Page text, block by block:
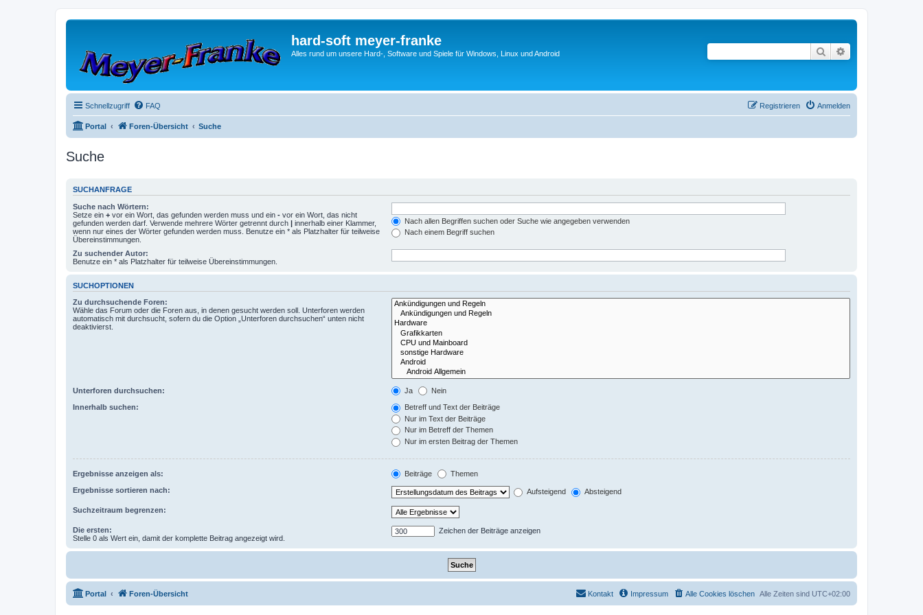
hard-soft meyer-franke
Alles rund um unsere Hard-, Software und Spiele für Windows, Linux und Android Suche
Schnellzugriff FAQ Anmelden
Registrieren
Portal Foren-Übersicht Suche
Suche
SUCHANFRAGE
Suche nach Wörtern:
Setze ein + vor ein Wort, das gefunden werden muss und ein - vor ein Wort, das nicht
gefunden werden darf. Verwende mehrere Wörter getrennt durch | innerhalb einer Klammer,
wenn nur eines der Wörter gefunden werden muss. Benutze ein * als Platzhalter für teilweise
Übereinstimmungen.
Nach allen Begriffen suchen oder Suche wie angegeben verwenden
Nach einem Begriff suchen
Zu suchender Autor:
Benutze ein * als Platzhalter für teilweise Übereinstimmungen.
SUCHOPTIONEN
Zu durchsuchende Foren:
Wähle das Forum oder die Foren aus, in denen gesucht werden soll. Unterforen werden
automatisch mit durchsucht, sofern du die Option „Unterforen durchsuchen“ unten nicht
deaktivierst.
Unterforen durchsuchen: Ja Nein
Innerhalb suchen:
Betreff und Text der Beiträge
Nur im Text der Beiträge
Nur im Betreff der Themen
Nur im ersten Beitrag der Themen
Ergebnisse anzeigen als: Beiträge Themen
Ergebnisse sortieren nach: Aufsteigend Absteigend
Suchzeitraum begrenzen:
Die ersten:
Stelle 0 als Wert ein, damit der komplette Beitrag angezeigt wird.
Zeichen der Beiträge anzeigen
Portal Foren-Übersicht Alle Zeiten sind UTC+02:00
Alle Cookies löschen
Impressum
Kontakt